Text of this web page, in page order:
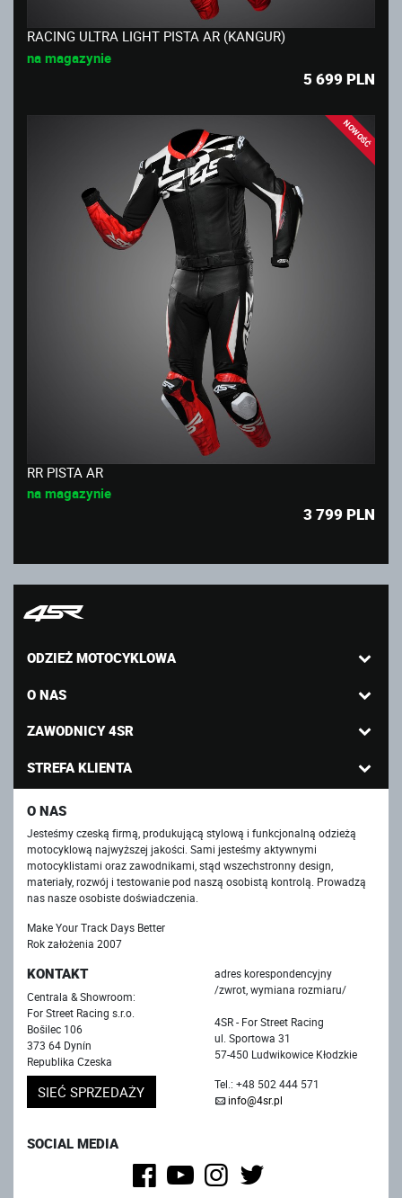
RACING ULTRA LIGHT PISTA AR (KANGUR)
na magazynie
5 699 PLN
NOWOŚĆ
RR PISTA AR
na magazynie
3 799 PLN
ODZIEŻ MOTOCYKLOWA
O NAS
ZAWODNICY 4SR
STREFA KLIENTA
O NAS
Jesteśmy czeską firmą, produkującą stylową i funkcjonalną odzieżą
motocyklową najwyższej jakości. Sami jesteśmy aktywnymi
motocyklistami oraz zawodnikami, stąd wszechstronny design,
materiały, rozwój i testowanie pod naszą osobistą kontrolą. Prowadzą
nas nasze osobiste doświadczenia.
Make Your Track Days Better
Rok założenia 2007
KONTAKT
Centrala & Showroom:
For Street Racing s.r.o.
Bošilec 106
373 64 Dynín
Republika Czeska
SIEĆ SPRZEDAŻY
adres korespondencyjny
/zwrot, wymiana rozmiaru/
4SR - For Street Racing
ul. Sportowa 31
57-450 Ludwikowice Kłodzkie
Tel.: +48 502 444 571
info@4sr.pl
SOCIAL MEDIA